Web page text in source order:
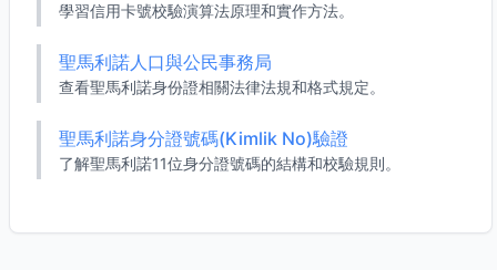
學習信用卡號校驗演算法原理和實作方法。
聖馬利諾人口與公民事務局
查看聖馬利諾身份證相關法律法規和格式規定。
聖馬利諾身分證號碼(Kimlik No)驗證
了解聖馬利諾11位身分證號碼的結構和校驗規則。